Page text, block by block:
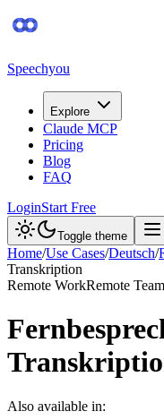
Speechyou
Explore
Claude MCP
Pricing
Blog
FAQ
LoginStart Free
Toggle theme
Home/Use Cases/Deutsch/
Transkription
Remote WorkRemote
Also available in: